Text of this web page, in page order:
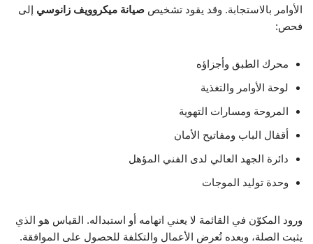
الأوامر بالاستجابة. وقد يقود تشخيص صيانة ميكروويف زانوسي إلى
فحص:
محرك الطبق وأجزاؤه
لوحة الأوامر والتغذية
المروحة ومسارات التهوية
أقفال الباب ومفاتيح الأمان
دائرة الجهد العالي لدى الفني المؤهل
وحدة توليد الموجات
ورود المكوّن في القائمة لا يعني اتهامه أو استبداله. القياس هو الذي
يثبت الصلة، وبعده تُعرض الأعمال والتكلفة للحصول على الموافقة.